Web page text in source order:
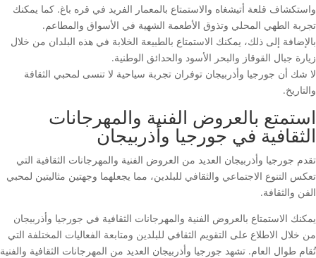
واستكشاف قلعة أتيشغاه والاستمتاع بالمعمار الفريد في قره باغ. كما يمكنك
تجربة الطهي المحلي وتذوق الأطعمة الشهية في الأسواق والمطاعم.
بالإضافة إلى ذلك، يمكنك الاستمتاع بالطبيعة الخلابة في هذه البلدان من خلال
زيارة جبال القوقاز والبحر الأسود والحدائق الوطنية.
لا شك أن جورجيا وأذربيجان توفران تجربة سياحية لا تنسى لمحبي الثقافة
والتاريخ.
استمتع بالعروض الفنية والمهرجانات
الثقافية في جورجيا وأذربيجان
تقدم جورجيا وأذربيجان العديد من العروض الفنية والمهرجانات الثقافية التي
تعكس التنوع الاجتماعي والثقافي للبلدين، مما يجعلهما وجهتين مثاليتين لمحبي
الفن والثقافة.
يمكنك الاستمتاع بالعروض الفنية والمهرجانات الثقافية في جورجيا وأذربيجان
من خلال الاطلاع على التقويم الثقافي للبلدين ومتابعة الفعاليات المختلفة التي
تُقام طوال العام. تشهد جورجيا وأذربيجان العديد من المهرجانات الثقافية والفنية